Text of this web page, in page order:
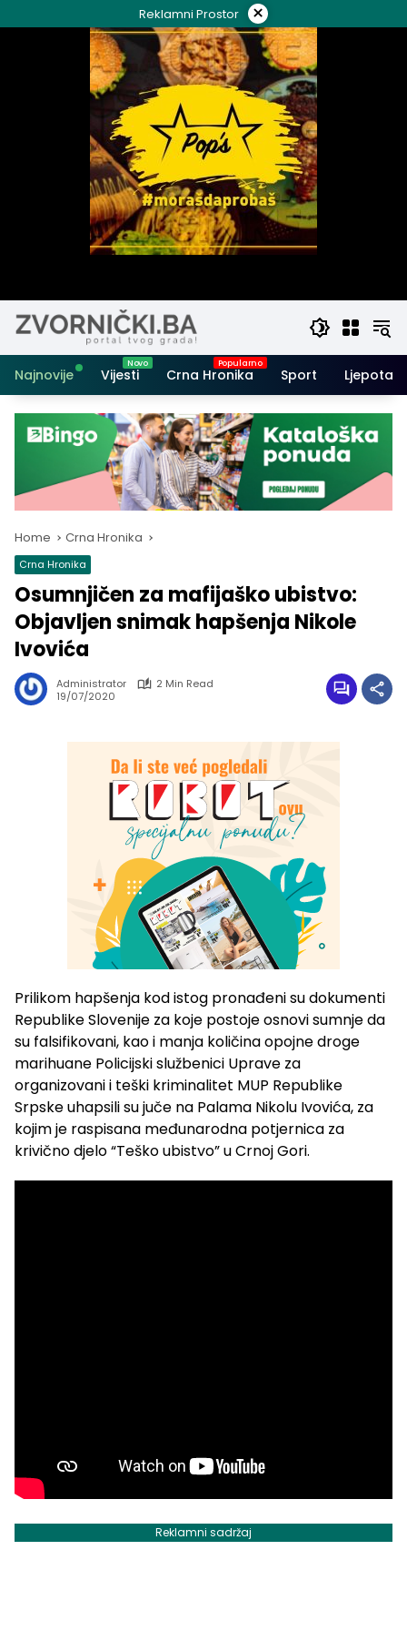
to
Reklamni Prostor ×
Najnovije Vijesti Crna Hronika Sport Ljepota i
Home Crna Hronika
Crna Hronika
Osumnjičen za mafijaško ubistvo:
Objavljen snimak hapšenja Nikole
Ivovića
Administrator
2 Min Read
19/07/2020
Prilikom hapšenja kod istog pronađeni su dokumenti
Republike Slovenije za koje postoje osnovi sumnje da
su falsifikovani, kao i manja količina opojne droge
marihuane Policijski službenici Uprave za
organizovani i teški kriminalitet MUP Republike
Srpske uhapsili su juče na Palama Nikolu Ivovića, za
kojim je raspisana međunarodna potjernica za
krivično djelo “Teško ubistvo” u Crnoj Gori.
Reklamni sadržaj